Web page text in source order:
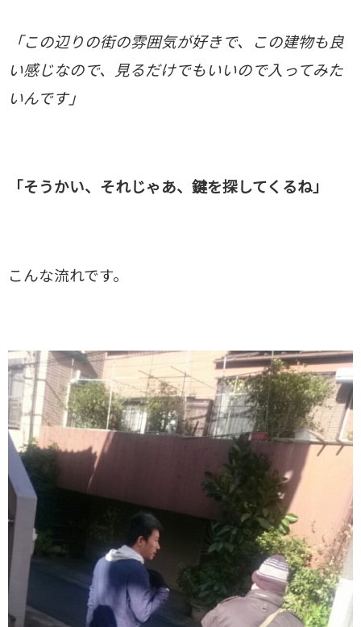
「この辺りの街の雰囲気が好きで、この建物も良
い感じなので、見るだけでもいいので入ってみた
いんです」
「そうかい、それじゃあ、鍵を探してくるね」
こんな流れです。